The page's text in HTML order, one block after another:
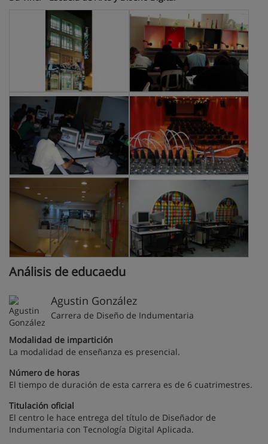
Análisis de educaedu
Agustin González
Carrera de Diseño de Indumentaria
Modalidad de impartición
La modalidad de enseñanza es presencial.
Número de horas
El tiempo de duración de esta carrera es de 6 cuatrimestres.
Titulación oficial
El centro le hace entrega del título de Diseñador de
Indumentaria con Tecnología Digital Aplicada.